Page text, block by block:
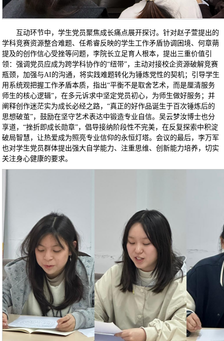
互动环节中，学生党员聚焦成长痛点展开探讨。针对赵子萱提出的
学科竞赛资源整合难题、任希睿反映的学生工作矛盾协调困境、何章蒴
提及的创作信心受挫等问题，李院长立足育人根本，提出三重价值引
领：强调党员应成为跨学科协作的“纽带”，主动对接校企资源破解竞赛
瓶颈，加强与AI的沟通，将实践难题转化为锤炼党性的契机；引导学生
用系统观把握工作矛盾本质，指出“平衡不是取舍艺术，而是厘清服务
师生的核心逻辑”，在多元诉求中坚定党员初心，为师生做好服务；并
阐释创作迷茫实为成长必经之路，“真正的好作品诞生于百次锤炼后的
思想破茧”，鼓励在坚守艺术表达中锻造专业自信。吴云梦汝博士也分
享道，“挫折即成长勋章”，倡导接纳阶段性不完美，在反复探索中积淀
破局智慧，让热爱成为照亮专业信仰的永恒灯塔。会议的最后，李万军
也对学生党员群体提出强大自学能力、注重思维、创新能力培养，切实
关注身心健康的要求。